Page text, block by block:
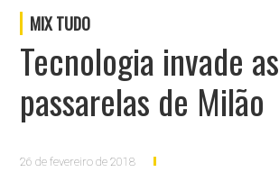
MIX TUDO
Tecnologia invade as
passarelas de Milão
26 de fevereiro de 2018